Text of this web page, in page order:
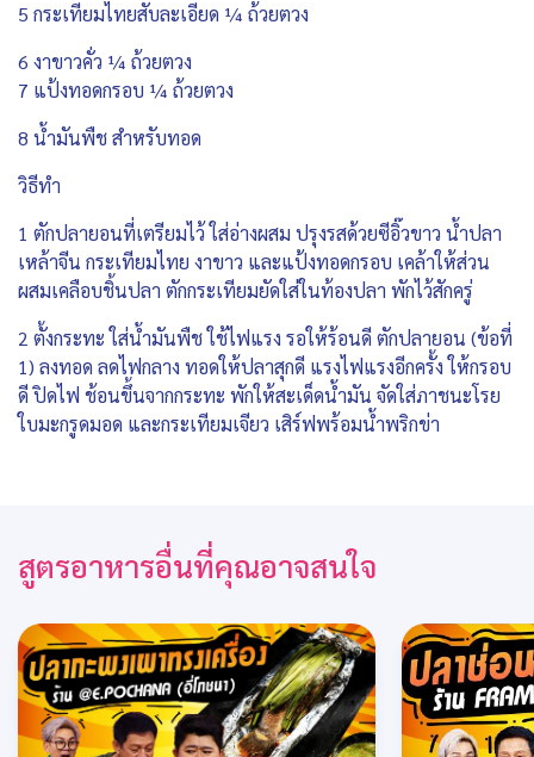
5 กระเทียมไทยสับละเอียด ¼ ถ้วยตวง
6 งาขาวคั่ว ¼ ถ้วยตวง
7 แป้งทอดกรอบ ¼ ถ้วยตวง
8 น้ำมันพืช สำหรับทอด
วิธีทำ
1 ตักปลายอนที่เตรียมไว้ ใส่อ่างผสม ปรุงรสด้วยซีอิ๊วขาว น้ำปลา
เหล้าจีน กระเทียมไทย งาขาว และแป้งทอดกรอบ เคล้าให้ส่วน
ผสมเคลือบชิ้นปลา ตักกระเทียมยัดใส่ในท้องปลา พักไว้สักครู่
2 ตั้งกระทะ ใส่น้ำมันพืช ใช้ไฟแรง รอให้ร้อนดี ตักปลายอน (ข้อที่
1) ลงทอด ลดไฟกลาง ทอดให้ปลาสุกดี แรงไฟแรงอีกครั้ง ให้กรอบ
ดี ปิดไฟ ช้อนขึ้นจากกระทะ พักให้สะเด็ดน้ำมัน จัดใส่ภาชนะโรย
ใบมะกรูดมอด และกระเทียมเจียว เสิร์ฟพร้อมน้ำพริกข่า
สูตรอาหารอื่นที่คุณอาจสนใจ